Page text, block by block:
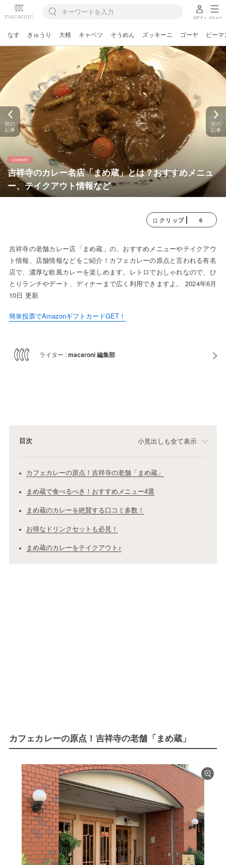
ログイン メニュー
なす きゅうり 大根 キャベツ そうめん ズッキーニ ゴーヤ ピーマ
吉祥寺のカレー名店「まめ蔵」とは？おすすめメニュ
ー、テイクアウト情報など
前の
記事
次の
記事
クリップ 6
吉祥寺の老舗カレー店「まめ蔵」の、おすすめメニューやテイクアウ
ト情報、店舗情報などをご紹介！カフェカレーの原点と言われる有名
店で、濃厚な欧風カレーを楽しめます。レトロでおしゃれなので、ひ
とりランチやデート、ディナーまで広く利用できますよ。 2024年6月
10日 更新
簡単投票でAmazonギフトカードGET！
ライター :macaroni 編集部
目次 小見出しも全て表示
カフェカレーの原点！吉祥寺の老舗「まめ蔵」
まめ蔵で食べるべき！おすすめメニュー4選
まめ蔵のカレーを絶賛する口コミ多数！
お得なドリンクセットも必見！
まめ蔵のカレーをテイクアウト♪
カフェカレーの原点！吉祥寺の老舗「まめ蔵」